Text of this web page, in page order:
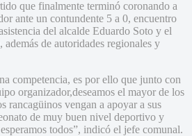
que finalmente terminó coronando a
ante un contundente 5 a 0, encuentro
del alcalde Eduardo Soto y el
de autoridades regionales y
competencia, es por ello que junto con
organizador,deseamos el mayor de los
rancagüinos vengan a apoyar a sus
de muy buen nivel deportivo y
todos”, indicó el jefe comunal.